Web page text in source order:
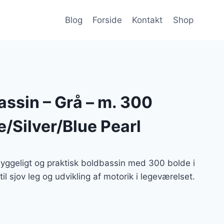
Blog Forside Kontakt Shop
– Grå – m. 300
Silver/Blue Pearl
og praktisk boldbassin med 300 bolde i
sjov leg og udvikling af motorik i legeværelset.